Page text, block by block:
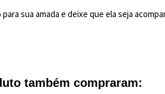
sua amada e deixe que ela seja
também compraram: